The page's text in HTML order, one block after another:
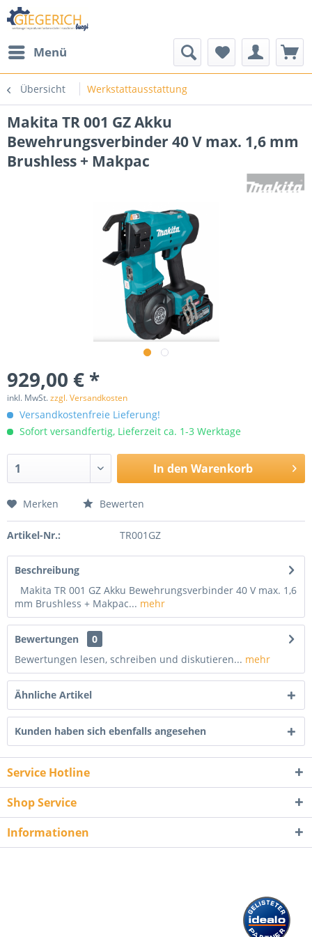
Menü
Übersicht Werkstattausstattung
Makita TR 001 GZ Akku
Bewehrungsverbinder 40 V max. 1,6 mm
Brushless + Makpac
929,00 € *
inkl. MwSt.zzgl. Versandkosten
Versandkostenfreie Lieferung!
Sofort versandfertig, Lieferzeit ca. 1-3 Werktage
In den Warenkorb
Merken Bewerten
Artikel-Nr.: TR001GZ
Beschreibung
Makita TR 001 GZ Akku Bewehrungsverbinder 40 V max. 1,6
mm Brushless + Makpac... mehr
Bewertungen
0
Bewertungen lesen, schreiben und diskutieren... mehr
Ähnliche Artikel
Kunden haben sich ebenfalls angesehen
Service Hotline
Shop Service
Informationen